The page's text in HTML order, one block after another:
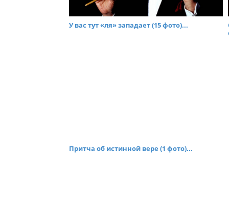
У вас тут «ля» западает (15 фото)...
Притча об истинной вере (1 фото)...